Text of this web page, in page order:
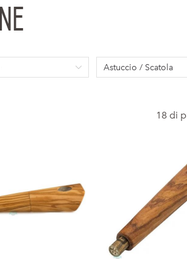
Astuccio / Scatola
18 di